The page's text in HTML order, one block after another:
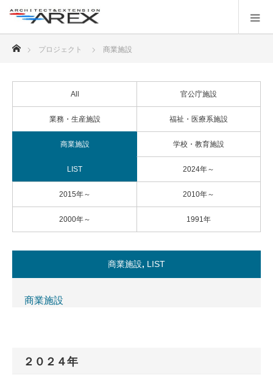
プロジェクト 商業施設
All 官公庁施設
業務・生産施設 福祉・医療系施設
商業施設 学校・教育施設
LIST 2024年～
2015年～ 2010年～
2000年～ 1991年
商業施設, LIST
商業施設
２０２４年